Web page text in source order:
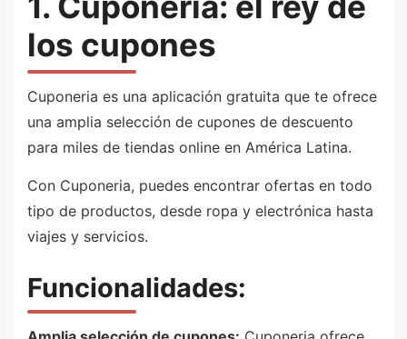
los cupones
Cuponeria es una aplicación gratuita que te ofrece
una amplia selección de cupones de descuento
para miles de tiendas online en América Latina.
Con Cuponeria, puedes encontrar ofertas en todo
tipo de productos, desde ropa y electrónica hasta
viajes y servicios.
Funcionalidades: